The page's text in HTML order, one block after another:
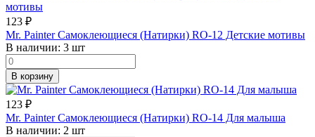
123 ₽
Mr. Painter Самоклеющиеся (Натирки) RO-12 Детские мотивы
В наличии: 3 шт
В корзину
123 ₽
Mr. Painter Самоклеющиеся (Натирки) RO-14 Для малыша
В наличии: 2 шт